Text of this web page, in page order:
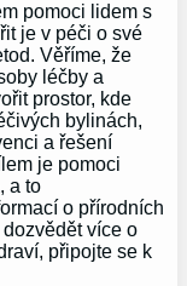
pomoci lidem s
je v péči o své
Věříme, že
léčby a
prostor, kde
bylinách,
a řešení
je pomoci
a to
o přírodních
více o
připojte se k